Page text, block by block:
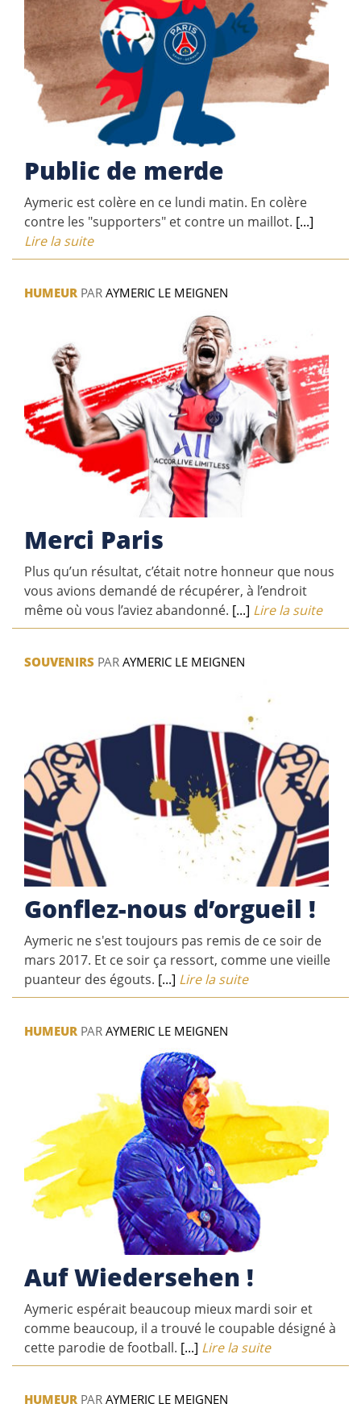
Public de merde
Aymeric est colère en ce lundi matin. En colère
contre les "supporters" et contre un maillot. [...]
Lire la suite
HUMEUR PAR AYMERIC LE MEIGNEN
Merci Paris
Plus qu’un résultat, c’était notre honneur que nous
vous avions demandé de récupérer, à l’endroit
même où vous l’aviez abandonné. [...] Lire la suite
SOUVENIRS PAR AYMERIC LE MEIGNEN
Gonflez-nous d’orgueil !
Aymeric ne s'est toujours pas remis de ce soir de
mars 2017. Et ce soir ça ressort, comme une vieille
puanteur des égouts. [...] Lire la suite
HUMEUR PAR AYMERIC LE MEIGNEN
Auf Wiedersehen !
Aymeric espérait beaucoup mieux mardi soir et
comme beaucoup, il a trouvé le coupable désigné à
cette parodie de football. [...] Lire la suite
HUMEUR PAR AYMERIC LE MEIGNEN